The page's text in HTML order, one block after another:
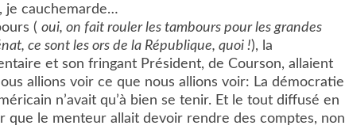
je cauchemarde…
( oui, on fait rouler les tambours pour les grandes
ce sont les ors de la République, quoi !), la
et son fringant Président, de Courson, allaient
allions voir ce que nous allions voir: La démocratie
n’avait qu’à bien se tenir. Et le tout diffusé en
que le menteur allait devoir rendre des comptes, non